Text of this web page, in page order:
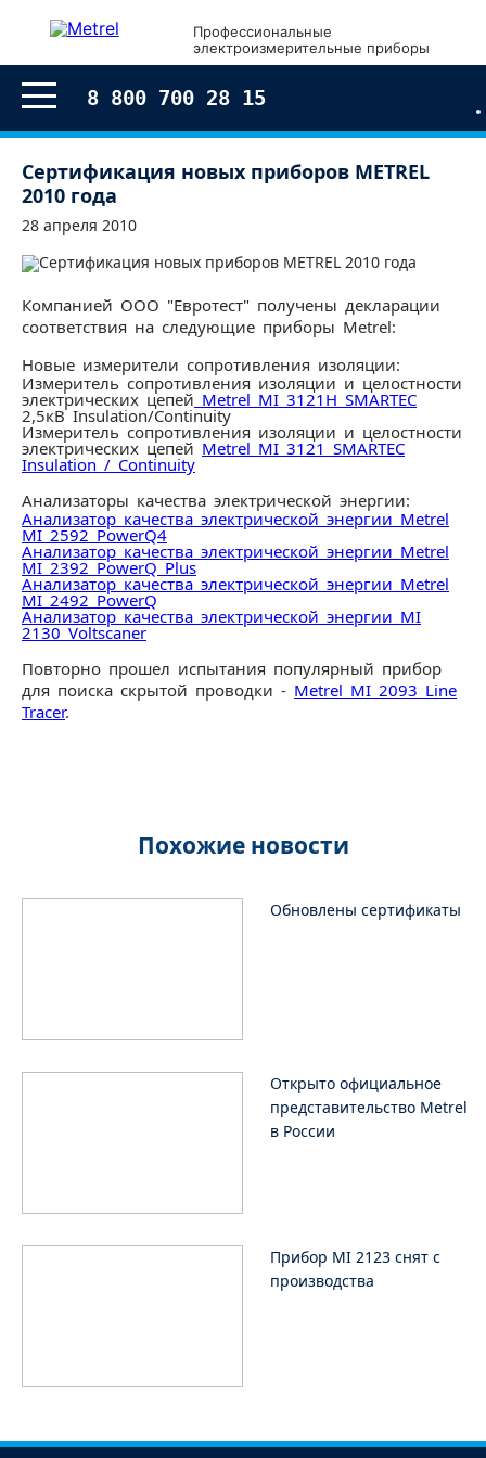
Профессиональные
электроизмерительные приборы
8 800 700 28 15
Сертификация новых приборов METREL
2010 года
28 апреля 2010
Компанией ООО "Евротест" получены декларации
соответствия на следующие приборы Metrel:
Новые измерители сопротивления изоляции:
Измеритель сопротивления изоляции и целостности
электрических цепей Metrel MI 3121H SMARTEC
2,5кВ Insulation/Continuity
Измеритель сопротивления изоляции и целостности
электрических цепей Metrel MI 3121 SMARTEC
Insulation / Continuity
Анализаторы качества электрической энергии:
Анализатор качества электрической энергии Metrel
MI 2592 PowerQ4
Анализатор качества электрической энергии Metrel
MI 2392 PowerQ Plus
Анализатор качества электрической энергии Metrel
MI 2492 PowerQ
Анализатор качества электрической энергии MI
2130 Voltscaner
Повторно прошел испытания популярный прибор
для поиска скрытой проводки - Metrel MI 2093 Line
Tracer.
Похожие новости
Обновлены сертификаты
Открыто официальное
представительство Metrel
в России
Прибор MI 2123 снят с
производства